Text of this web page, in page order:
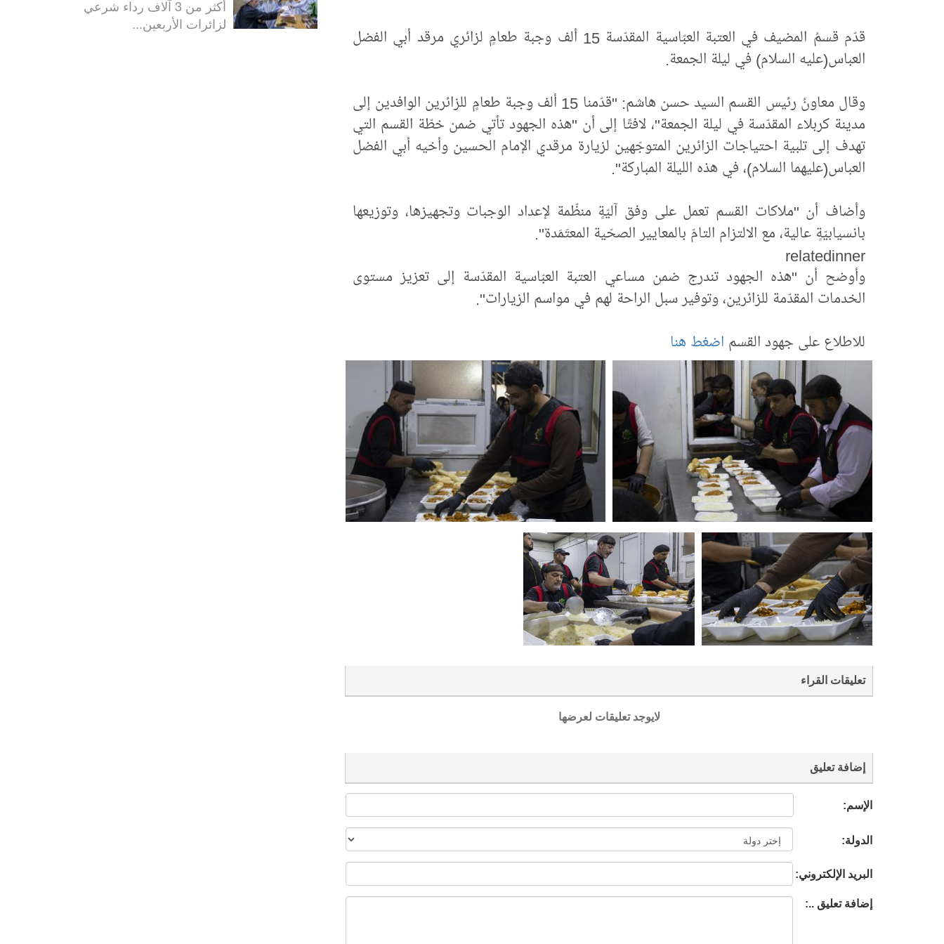
قدّم قسمُ المضيف في العتبة العبّاسية المقدّسة 15 ألف وجبة طعامٍ لزائري مرقد أبي الفضل
العباس(عليه السلام) في ليلة الجمعة.
وقال معاونُ رئيس القسم السيد حسن هاشم: "قدّمنا 15 ألف وجبة طعامٍ للزائرين الوافدين إلى
مدينة كربلاء المقدّسة في ليلة الجمعة"، لافتًا إلى أن "هذه الجهود تأتي ضمن خطّة القسم التي
تهدف إلى تلبية احتياجات الزائرين المتوجّهين لزيارة مرقدي الإمام الحسين وأخيه أبي الفضل
العباس(عليهما السلام)، في هذه الليلة المباركة".
وأضاف أن "ملاكات القسم تعمل على وفق آليّةٍ منظّمة لإعداد الوجبات وتجهيزها، وتوزيعها
بانسيابيّةٍ عالية، مع الالتزام التامّ بالمعايير الصحّية المعتَمَدة".
relatedinner
وأوضح أن "هذه الجهود تندرج ضمن مساعي العتبة العبّاسية المقدّسة إلى تعزيز مستوى
الخدمات المقدّمة للزائرين، وتوفير سبل الراحة لهم في مواسم الزيارات".
للاطلاع على جهود القسم اضغط هنا
تعليقات القراء
لايوجد تعليقات لعرضها
إضافة تعليق
الإسم:
الدولة:
البريد الإلكتروني:
إضافة تعليق ..:
أكثر من 3 آلاف رداء شرعي
لزائرات الأربعين...